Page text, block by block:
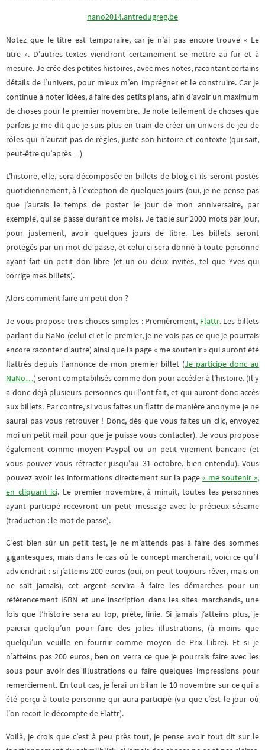
nano2014.antredugreg.be
Notez que le titre est temporaire, car je n’ai pas encore trouvé « Le
titre ». D’autres textes viendront certainement se mettre au fur et à
mesure. Je crée des petites histoires, avec mes notes, racontant certains
détails de l’univers, pour mieux m’en imprégner et le construire. Car je
continue à noter idées, à faire des petits plans, afin d’avoir un maximum
de choses pour le premier novembre. Je note tellement de choses que
parfois je me dit que je suis plus en train de créer un univers de jeu de
rôles qui n’aurait pas de règles, juste son histoire et contexte (qui sait,
peut-être qu’après…)
L’histoire, elle, sera décomposée en billets de blog et ils seront postés
quotidiennement, à l’exception de quelques jours (oui, je ne pense pas
que j’aurais le temps de poster le jour de mon anniversaire, par
exemple, qui se passe durant ce mois). Je table sur 2000 mots par jour,
pour justement, avoir quelques jours de libre. Les billets seront
protégés par un mot de passe, et celui-ci sera donné à toute personne
ayant fait un petit don libre (et un ou deux invités, tel que Yves qui
corrige mes billets).
Alors comment faire un petit don ?
Je vous propose trois choses simples : Premièrement, Flattr. Les billets
parlant du NaNo (celui-ci et le premier, je ne vois pas ce que je pourrais
encore raconter d’autre) ainsi que la page « me soutenir » qui auront été
flattrés depuis l’annonce de mon premier billet (Je participe donc au
NaNo…) seront comptabilisés comme don pour accéder à l’histoire. (Il y
a donc déjà plusieurs personnes qui l’ont fait, et qui auront donc accès
aux billets. Par contre, si vous faites un flattr de manière anonyme je ne
saurai pas vous retrouver ! Donc, dès que vous faites un clic, envoyez
moi un petit mail pour que je puisse vous contacter). Je vous propose
également comme moyen Paypal ou un petit virement bancaire (et
vous pouvez vous rétracter jusqu’au 31 octobre, bien entendu). Vous
pouvez avoir les informations directement sur la page « me soutenir »,
en cliquant ici. Le premier novembre, à minuit, toutes les personnes
ayant participé recevront un petit message avec le précieux sésame
(traduction : le mot de passe).
C’est bien sûr un petit test, je ne m’attends pas à faire des sommes
gigantesques, mais dans le cas où le concept marcherait, voici ce qu’il
adviendrait : si j’atteins 200 euros (oui, on peut toujours rêver, mais on
ne sait jamais), cet argent servira à faire les démarches pour un
référencement ISBN et une inscription dans les sites marchands, une
fois que l’histoire sera au top, prête, finie. Si jamais j’atteins plus, je
paierai quelqu’un pour faire des jolies illustrations, (à moins que
quelqu’un veuille en fournir comme moyen de Prix Libre). Et si je
n’atteins pas 200 euros, ben on verra ce que je pourrais faire avec les
sous pour avoir des illustrations ou faire quelques impressions pour
remerciement. En tout cas, je ferai un bilan le 10 novembre sur ce qui a
été perçu à toute personne qui aura participé (vu que c’est le jour où
l’on recoit le décompte de Flattr).
Voilà, je crois que c’est à peu près tout, je pense avoir tout dit sur le